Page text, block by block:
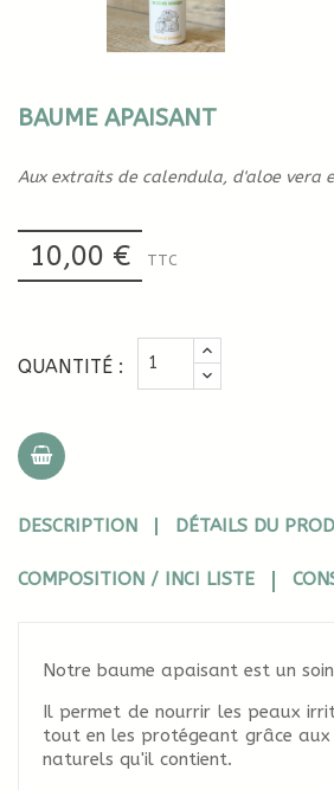
BAUME APAISANT
Aux extraits de calendula, d'aloe vera
10,00 € TTC
QUANTITÉ :
DESCRIPTION DÉTAILS DU
COMPOSITION / INCI LISTE
Notre baume apaisant est un
Il permet de nourrir les peaux
tout en les protégeant grâce
naturels qu'il contient.